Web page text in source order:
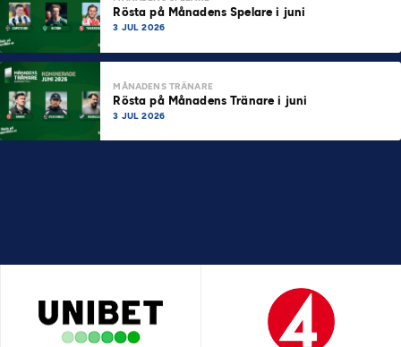
Rösta på Månadens Spelare i juni
3 JUL 2026
MÅNADENS TRÄNARE
Rösta på Månadens Tränare i juni
3 JUL 2026